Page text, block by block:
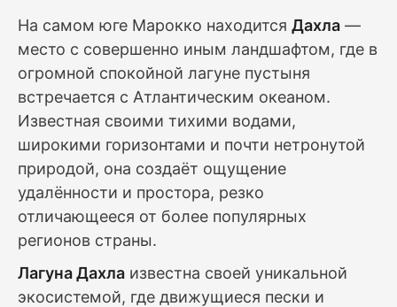
На самом юге Марокко находится Дахла —
место с совершенно иным ландшафтом, где в
огромной спокойной лагуне пустыня
встречается с Атлантическим океаном.
Известная своими тихими водами,
широкими горизонтами и почти нетронутой
природой, она создаёт ощущение
удалённости и простора, резко
отличающееся от более популярных
регионов страны.
Лагуна Дахла известна своей уникальной
экосистемой, где движущиеся пески и